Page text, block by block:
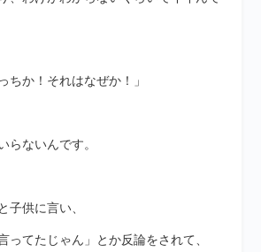
ちか！それはなぜか！」
らないんです。
子供に言い、
ってたじゃん」とか反論をされて、